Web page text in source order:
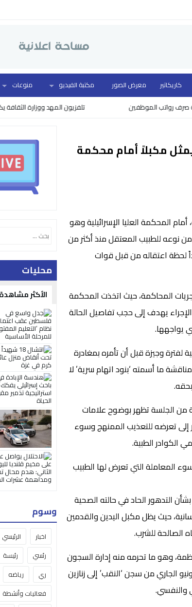
كاريكاتير معرض الصور مكتبة الفيديو منوعات
تلفزيون المهد ووزارة الثقافة الموظفين
مكبلاً أمام محكمة
المحكمة العليا الإسرائيلية وهو
نوعه للطبيب المعتقل منذ أكثر من
بث مقاطع تظهره مقيداً لحظة اعتقاله من قبل قوات
المحاكمة، حيث اتخذت المحكمة
يهدف إلى حجب تفاصيل الحالة
يواجهها.
وجيزة قبل أن تأمره بمغادرة
ما أسمته ‘بنود اتهام سرية’ لا
من الجلسة تظهر بوضوح علامات
إلى تعرضه للتعذيب الممنهج وسوء
الكوادر الطبية.
المعاملة التي تعرض لها الطبيب
التدهور الحاد في حالته الصحية
حيث يظل مكبل اليدين والقدمين
الصالحة للشرب.
وهو ما تحرمه منه إدارة السجون
الجاري من سجن ‘النقب’ إلى زنازين
والنفسي.
محليات
الأكثر مشاهدة
وسوم
اخبار الرئيسي
رئسي
رئيسة
ري
رياضه
فعاليات وأنشطة